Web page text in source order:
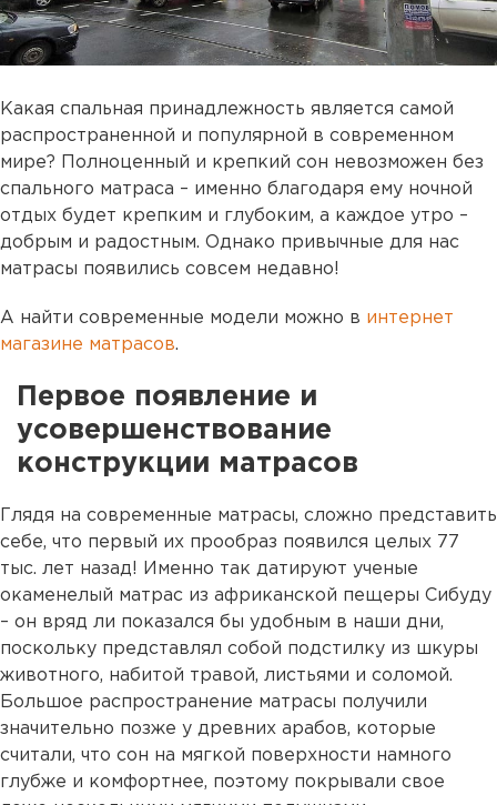
Какая спальная принадлежность является самой
распространенной и популярной в современном
мире? Полноценный и крепкий сон невозможен без
спального матраса – именно благодаря ему ночной
отдых будет крепким и глубоким, а каждое утро –
добрым и радостным. Однако привычные для нас
матрасы появились совсем недавно!
А найти современные модели можно в интернет
магазине матрасов.
Первое появление и
усовершенствование
конструкции матрасов
Глядя на современные матрасы, сложно представить
себе, что первый их прообраз появился целых 77
тыс. лет назад! Именно так датируют ученые
окаменелый матрас из африканской пещеры Сибуду
– он вряд ли показался бы удобным в наши дни,
поскольку представлял собой подстилку из шкуры
животного, набитой травой, листьями и соломой.
Большое распространение матрасы получили
значительно позже у древних арабов, которые
считали, что сон на мягкой поверхности намного
глубже и комфортнее, поэтому покрывали свое